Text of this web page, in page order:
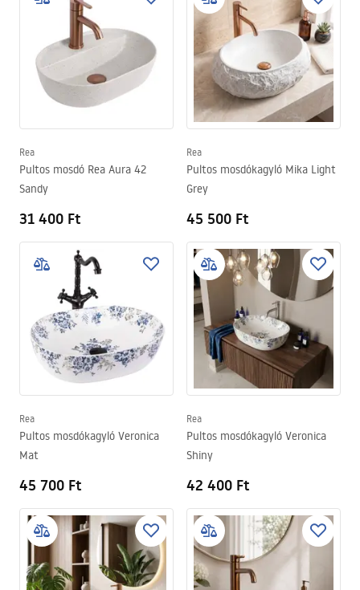
Rea
Pultos mosdó Rea Aura 42
Sandy
31 400 Ft
Rea
Pultos mosdókagyló Mika Light
Grey
45 500 Ft
Rea
Pultos mosdókagyló Veronica
Mat
45 700 Ft
Rea
Pultos mosdókagyló Veronica
Shiny
42 400 Ft